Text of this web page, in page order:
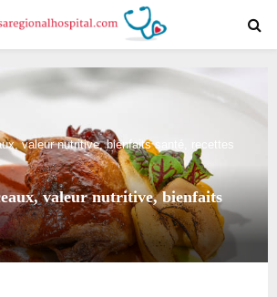
valeur nutritive, bienfaits santé, recettes
valeur nutritive, bienfaits